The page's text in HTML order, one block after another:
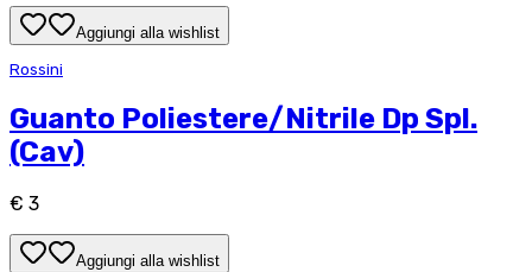
Aggiungi alla wishlist
Rossini
Guanto Poliestere/Nitrile Dp Spl.
(Cav)
€ 3
Aggiungi alla wishlist